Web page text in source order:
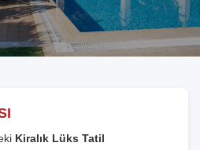
Kiralık Lüks Tatil